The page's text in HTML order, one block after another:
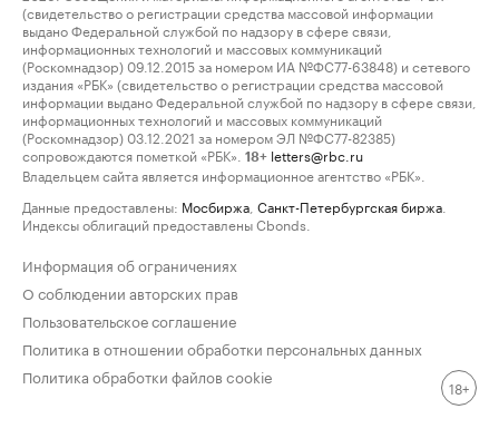
(свидетельство о регистрации средства массовой информации
выдано Федеральной службой по надзору в сфере связи,
информационных технологий и массовых коммуникаций
(Роскомнадзор) 09.12.2015 за номером ИА №ФС77-63848) и сетевого
издания «РБК» (свидетельство о регистрации средства массовой
информации выдано Федеральной службой по надзору в сфере связи,
информационных технологий и массовых коммуникаций
(Роскомнадзор) 03.12.2021 за номером ЭЛ №ФС77-82385)
сопровождаются пометкой «РБК».
18+ letters@rbc.ru
Владельцем сайта является информационное агентство «РБК».
Данные предоставлены: Мосбиржа Санкт-Петербургская биржа
Индексы облигаций предоставлены Cbonds.
Информация об ограничениях
О соблюдении авторских прав
Пользовательское соглашение
Политика в отношении обработки персональных данных
Политика обработки файлов cookie
18+